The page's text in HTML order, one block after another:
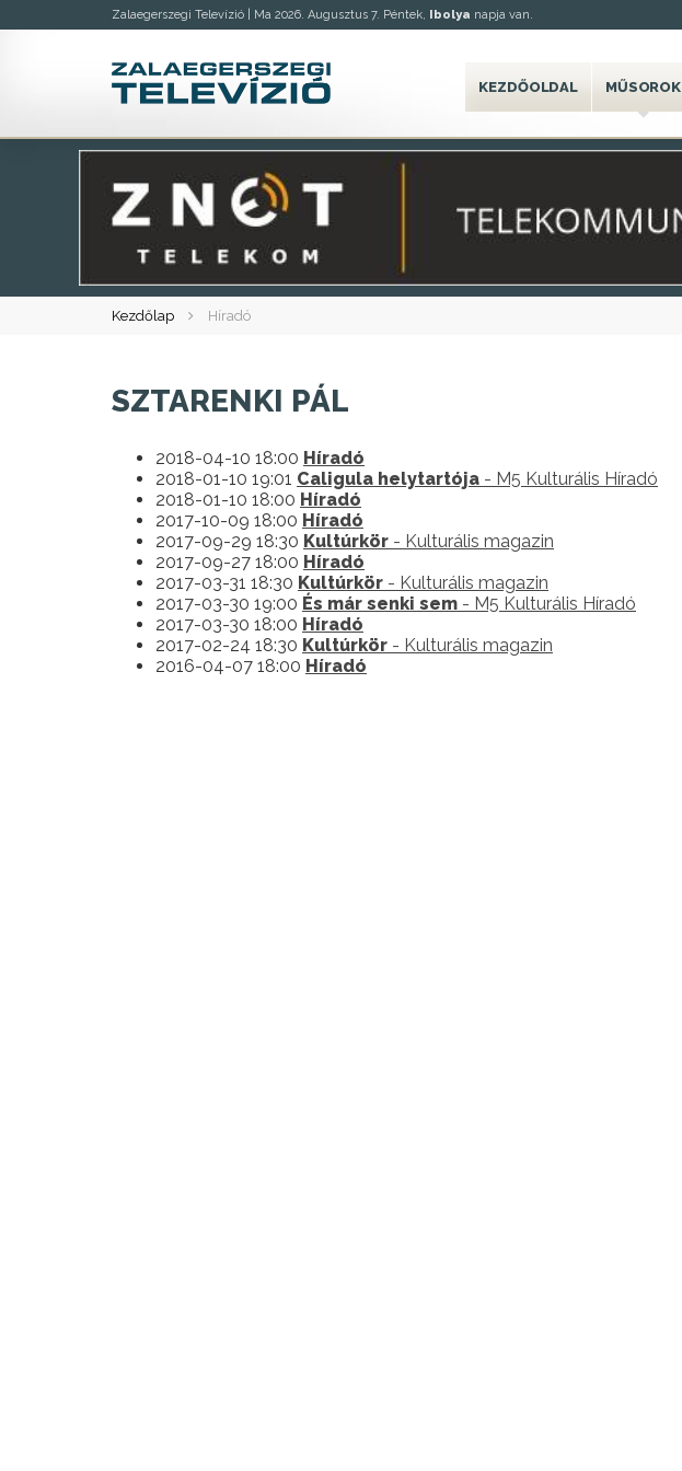
Zalaegerszegi Televízió | Ma 2026. Augusztus 7. Péntek, Ibolya napja van.
KEZDŐOLDAL MŰSOROK
Kezdőlap Híradó
SZTARENKI PÁL
2018-04-10 18:00 Híradó
2018-01-10 19:01 Caligula helytartója - M5 Kulturális Híradó
2018-01-10 18:00 Híradó
2017-10-09 18:00 Híradó
2017-09-29 18:30 Kultúrkör - Kulturális magazin
2017-09-27 18:00 Híradó
2017-03-31 18:30 Kultúrkör - Kulturális magazin
2017-03-30 19:00 És már senki sem - M5 Kulturális Híradó
2017-03-30 18:00 Híradó
2017-02-24 18:30 Kultúrkör - Kulturális magazin
2016-04-07 18:00 Híradó